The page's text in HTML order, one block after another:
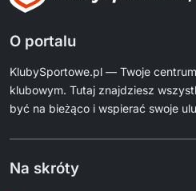
O portalu
KlubySportowe.pl — Twoje
klubowym. Tutaj znajdziesz
być na bieżąco i wspierać swoje
Na skróty